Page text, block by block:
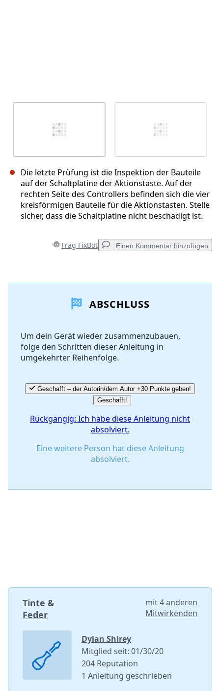
Die letzte Prüfung ist die Inspektion der Bauteile
auf der Schaltplatine der Aktionstaste. Auf der
rechten Seite des Controllers befinden sich die vier
kreisförmigen Bauteile für die Aktionstasten. Stelle
sicher, dass die Schaltplatine nicht beschädigt ist.
Frag FixBot Einen Kommentar hinzufügen
Kommentar hinzufügen
Abbrechen Kommentieren
ABSCHLUSS
Um dein Gerät wieder zusammenzubauen,
folge den Schritten dieser Anleitung in
umgekehrter Reihenfolge.
Geschafft – der Autorin/dem Autor +30 Punkte geben!
Geschafft!
Rückgängig: Ich habe diese Anleitung nicht
absolviert.
Eine weitere Person hat diese Anleitung
absolviert.
Tinte &
Feder
mit4 anderen
Mitwirkenden
Dylan Shirey
Mitglied seit: 01/30/20
204 Reputation
1 Anleitung geschrieben